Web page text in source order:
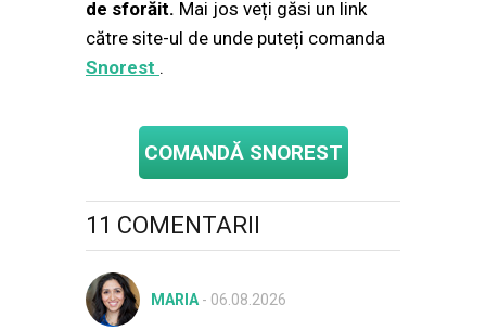
de sforăit. Mai jos veți găsi un link
către site-ul de unde puteți comanda
Snorest .
COMANDĂ SNOREST
11 COMENTARII
MARIA- 06.08.2026